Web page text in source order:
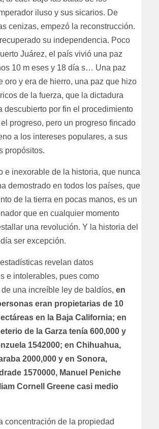
iluso y sus sicarios. De
cenizas, empezó la reconstrucción.
su independencia. Poco
Juárez, el país vivió una paz
10 m eses y 18 día s… Una paz
oro y era de hierro, una paz que hizo
de la fuerza, que la dictadura
descubierto por fin el procedimiento
progreso, pero un progreso fincado
a los intereses populares, a sus
propósitos.
e inexorable de la historia, que nunca
demostrado en todos los países, que
de la tierra en pocas manos, es un
que en cualquier momento
una revolución. Y la historia del
ser excepción.
revelan datos
e intolerables, pues como
una increíble ley de baldíos, en
eran propietarias de 10
en la Baja California; en
de la Garza tenía 600,000 y
1542000; en Chihuahua,
2000,000 y en Sonora,
1570000, Manuel Peniche
Cornell Greene casi medio
concentración de la propiedad